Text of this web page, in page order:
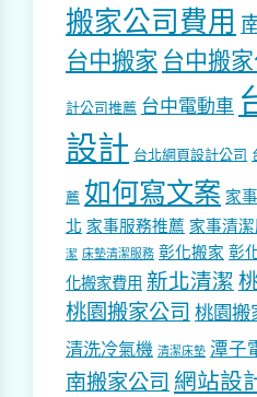
搬家公司費用
台中搬家 台中搬
計公司推薦 台中電動車
設計 台北網頁設計公司
薦 如何寫文案 家
北 家事服務推薦 家事清
潔 床墊清潔服務 彰化搬家 彰
化搬家費用 新北清潔
桃園搬家公司 桃園搬
清洗冷氣機 清潔床墊 潭子
南搬家公司 網站設